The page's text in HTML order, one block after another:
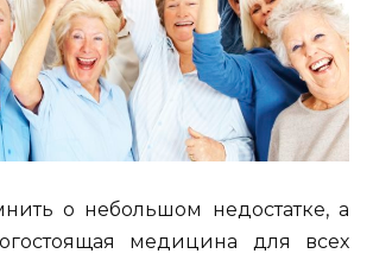
о небольшом недостатке, а
медицина для всех